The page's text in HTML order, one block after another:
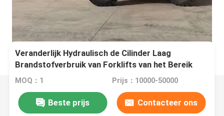
Veranderlijk Hydraulisch de Cilinder Laag
Brandstofverbruik van Forklifts van het Bereik
Ruw Terrein
MOQ：1 Prijs：10000-50000
Beste prijs Contacteer ons